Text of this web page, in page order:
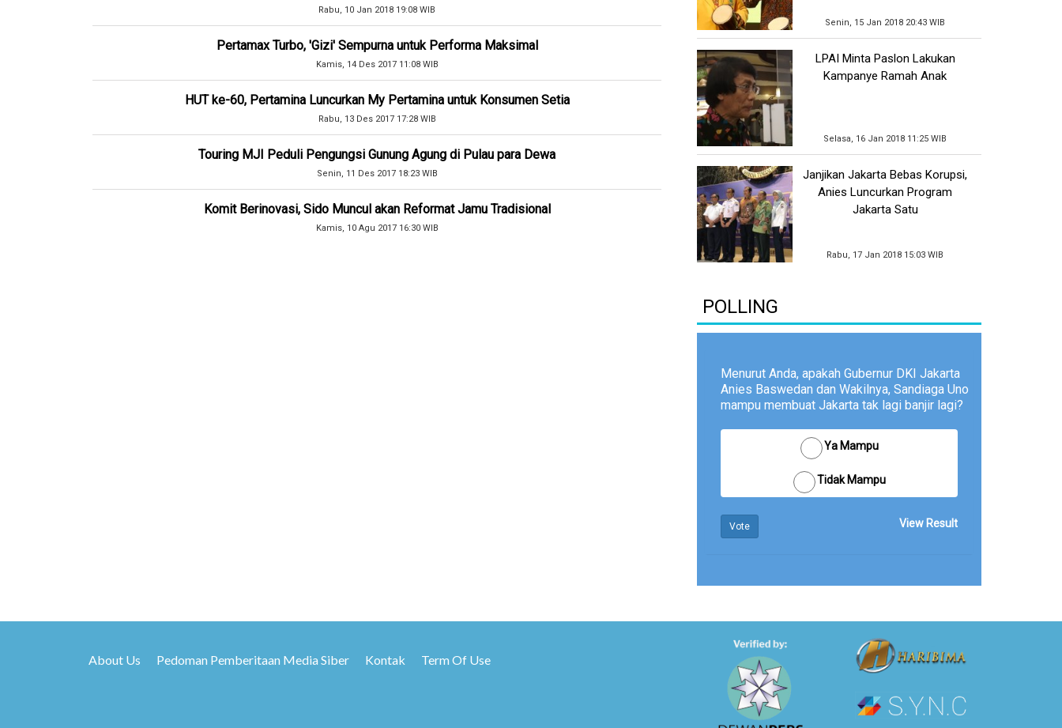
Rabu, 10 Jan 2018 19:08 WIB
Pertamax Turbo, 'Gizi' Sempurna untuk Performa Maksimal
Kamis, 14 Des 2017 11:08 WIB
HUT ke-60, Pertamina Luncurkan My Pertamina untuk Konsumen Setia
Rabu, 13 Des 2017 17:28 WIB
Touring MJI Peduli Pengungsi Gunung Agung di Pulau para Dewa
Senin, 11 Des 2017 18:23 WIB
Komit Berinovasi, Sido Muncul akan Reformat Jamu Tradisional
Kamis, 10 Agu 2017 16:30 WIB
Senin, 15 Jan 2018 20:43 WIB
LPAI Minta Paslon Lakukan
Kampanye Ramah Anak
Selasa, 16 Jan 2018 11:25 WIB
Janjikan Jakarta Bebas Korupsi,
Anies Luncurkan Program
Jakarta Satu
Rabu, 17 Jan 2018 15:03 WIB
POLLING
Menurut Anda, apakah Gubernur DKI Jakarta
Anies Baswedan dan Wakilnya, Sandiaga Uno
mampu membuat Jakarta tak lagi banjir lagi?
Ya Mampu
Tidak Mampu
Vote View Result
About Us Pedoman Pemberitaan Media Siber Kontak Term Of Use